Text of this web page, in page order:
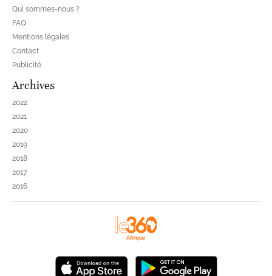
Qui sommes-nous ?
FAQ
Mentions légales
Contact
Publicité
Archives
2022
2021
2020
2019
2018
2017
2016